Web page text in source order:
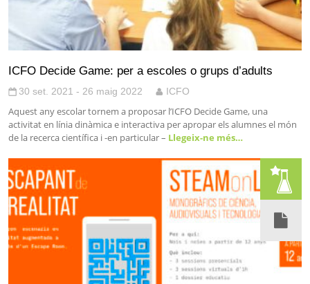
ICFO Decide Game: per a escoles o grups d’adults
30 set. 2021 - 26 maig 2022 ICFO
Aquest any escolar tornem a proposar l’ICFO Decide Game, una
activitat en línia dinàmica e interactiva per apropar els alumnes el món
de la recerca científica i -en particular – Llegeix-ne més…